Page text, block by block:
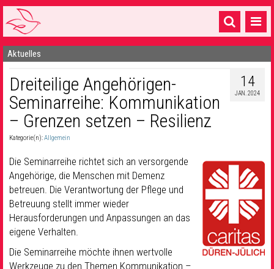
Startseite
1 Pfarrei
16 Gemeinden & mehr
Gottesdienste & Sinnsuche
Sakramente & Feste
Gemeinschaft & Soziales
Musik& Kultur
Seelsorge & Kontakt
Aktuelles
14
JAN. 2024
Dreiteilige Angehörigen-
Seminarreihe: Kommunikation
– Grenzen setzen – Resilienz
Kategorie(n):Allgemein
Die Seminarreihe richtet sich an versorgende
Angehörige, die Menschen mit Demenz
betreuen. Die Verantwortung der Pflege und
Betreuung stellt immer wieder
Herausforderungen und Anpassungen an das
eigene Verhalten.
Die Seminarreihe möchte ihnen wertvolle
Werkzeuge zu den Themen Kommunikation –